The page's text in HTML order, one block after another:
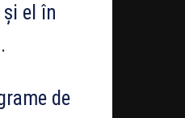
el în
de